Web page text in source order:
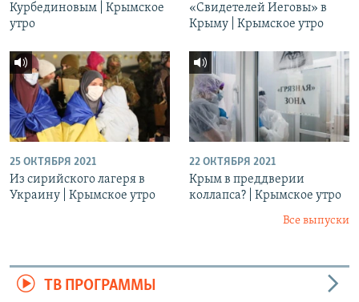
Курбединовым | Крымское
утро
«Свидетелей Иеговы» в
Крыму | Крымское утро
25 ОКТЯБРЯ 2021
Из сирийского лагеря в
Украину | Крымское утро
22 ОКТЯБРЯ 2021
Крым в преддверии
коллапса? | Крымское утро
Все выпуски
ТВ ПРОГРАММЫ